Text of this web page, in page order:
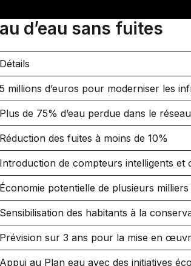
d’eau sans fuites
Détails
5 millions d’euros pour moderniser les
Plus de 75% d’eau perdue dans le
Réduction des fuites à moins de 10%
Introduction de compteurs intelligents et
Économie potentielle de plusieurs milliers
Sensibilisation des habitants à la
Prévision sur 3 ans pour la mise en
Appui au Plan eau avec des initiatives